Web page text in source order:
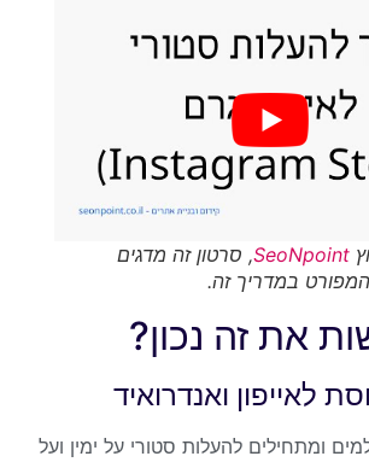
SeoNpoint, סרטון זה מדגים
במדריך זה.
את זה נכון?
לאייפון ואנדרואיד
ומתחילים להעלות סטורי על ימין ועל